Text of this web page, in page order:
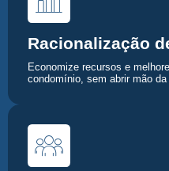
Racionalização
Economize recursos e
condomínio, sem abrir mão da